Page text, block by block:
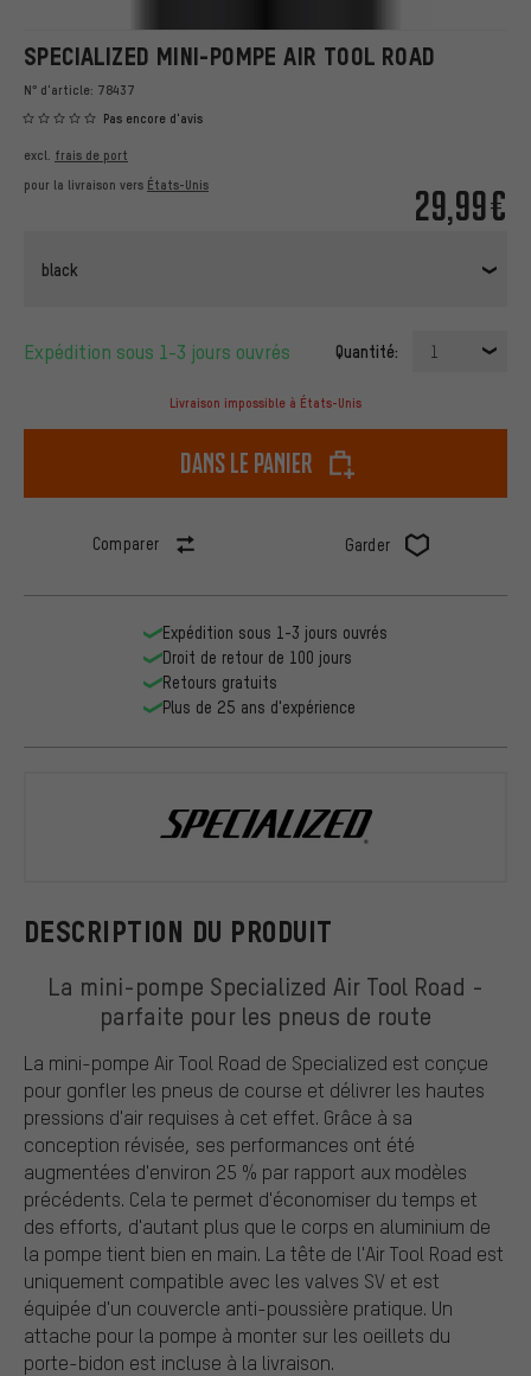
SPECIALIZED MINI-POMPE AIR TOOL ROAD
N° d'article: 78437
Pas encore d'avis
29,99€
excl. frais de port
pour la livraison vers États-Unis
black
Expédition sous 1-3 jours ouvrés Quantité: 1
Livraison impossible à États-Unis
dans le panier
Comparer Garder
DESCRIPTION DU PRODUIT
La mini-pompe Specialized Air Tool Road -
parfaite pour les pneus de route
La mini-pompe Air Tool Road de Specialized est conçue
pour gonfler les pneus de course et délivrer les hautes
pressions d'air requises à cet effet. Grâce à sa
conception révisée, ses performances ont été
augmentées d'environ 25 % par rapport aux modèles
précédents. Cela te permet d'économiser du temps et
des efforts, d'autant plus que le corps en aluminium de
la pompe tient bien en main. La tête de l'Air Tool Road est
uniquement compatible avec les valves SV et est
équipée d'un couvercle anti-poussière pratique. Un
attache pour la pompe à monter sur les oeillets du
porte-bidon est incluse à la livraison.
Expédition sous 1-3 jours ouvrés
Droit de retour de 100 jours
Retours gratuits
Plus de 25 ans d'expérience